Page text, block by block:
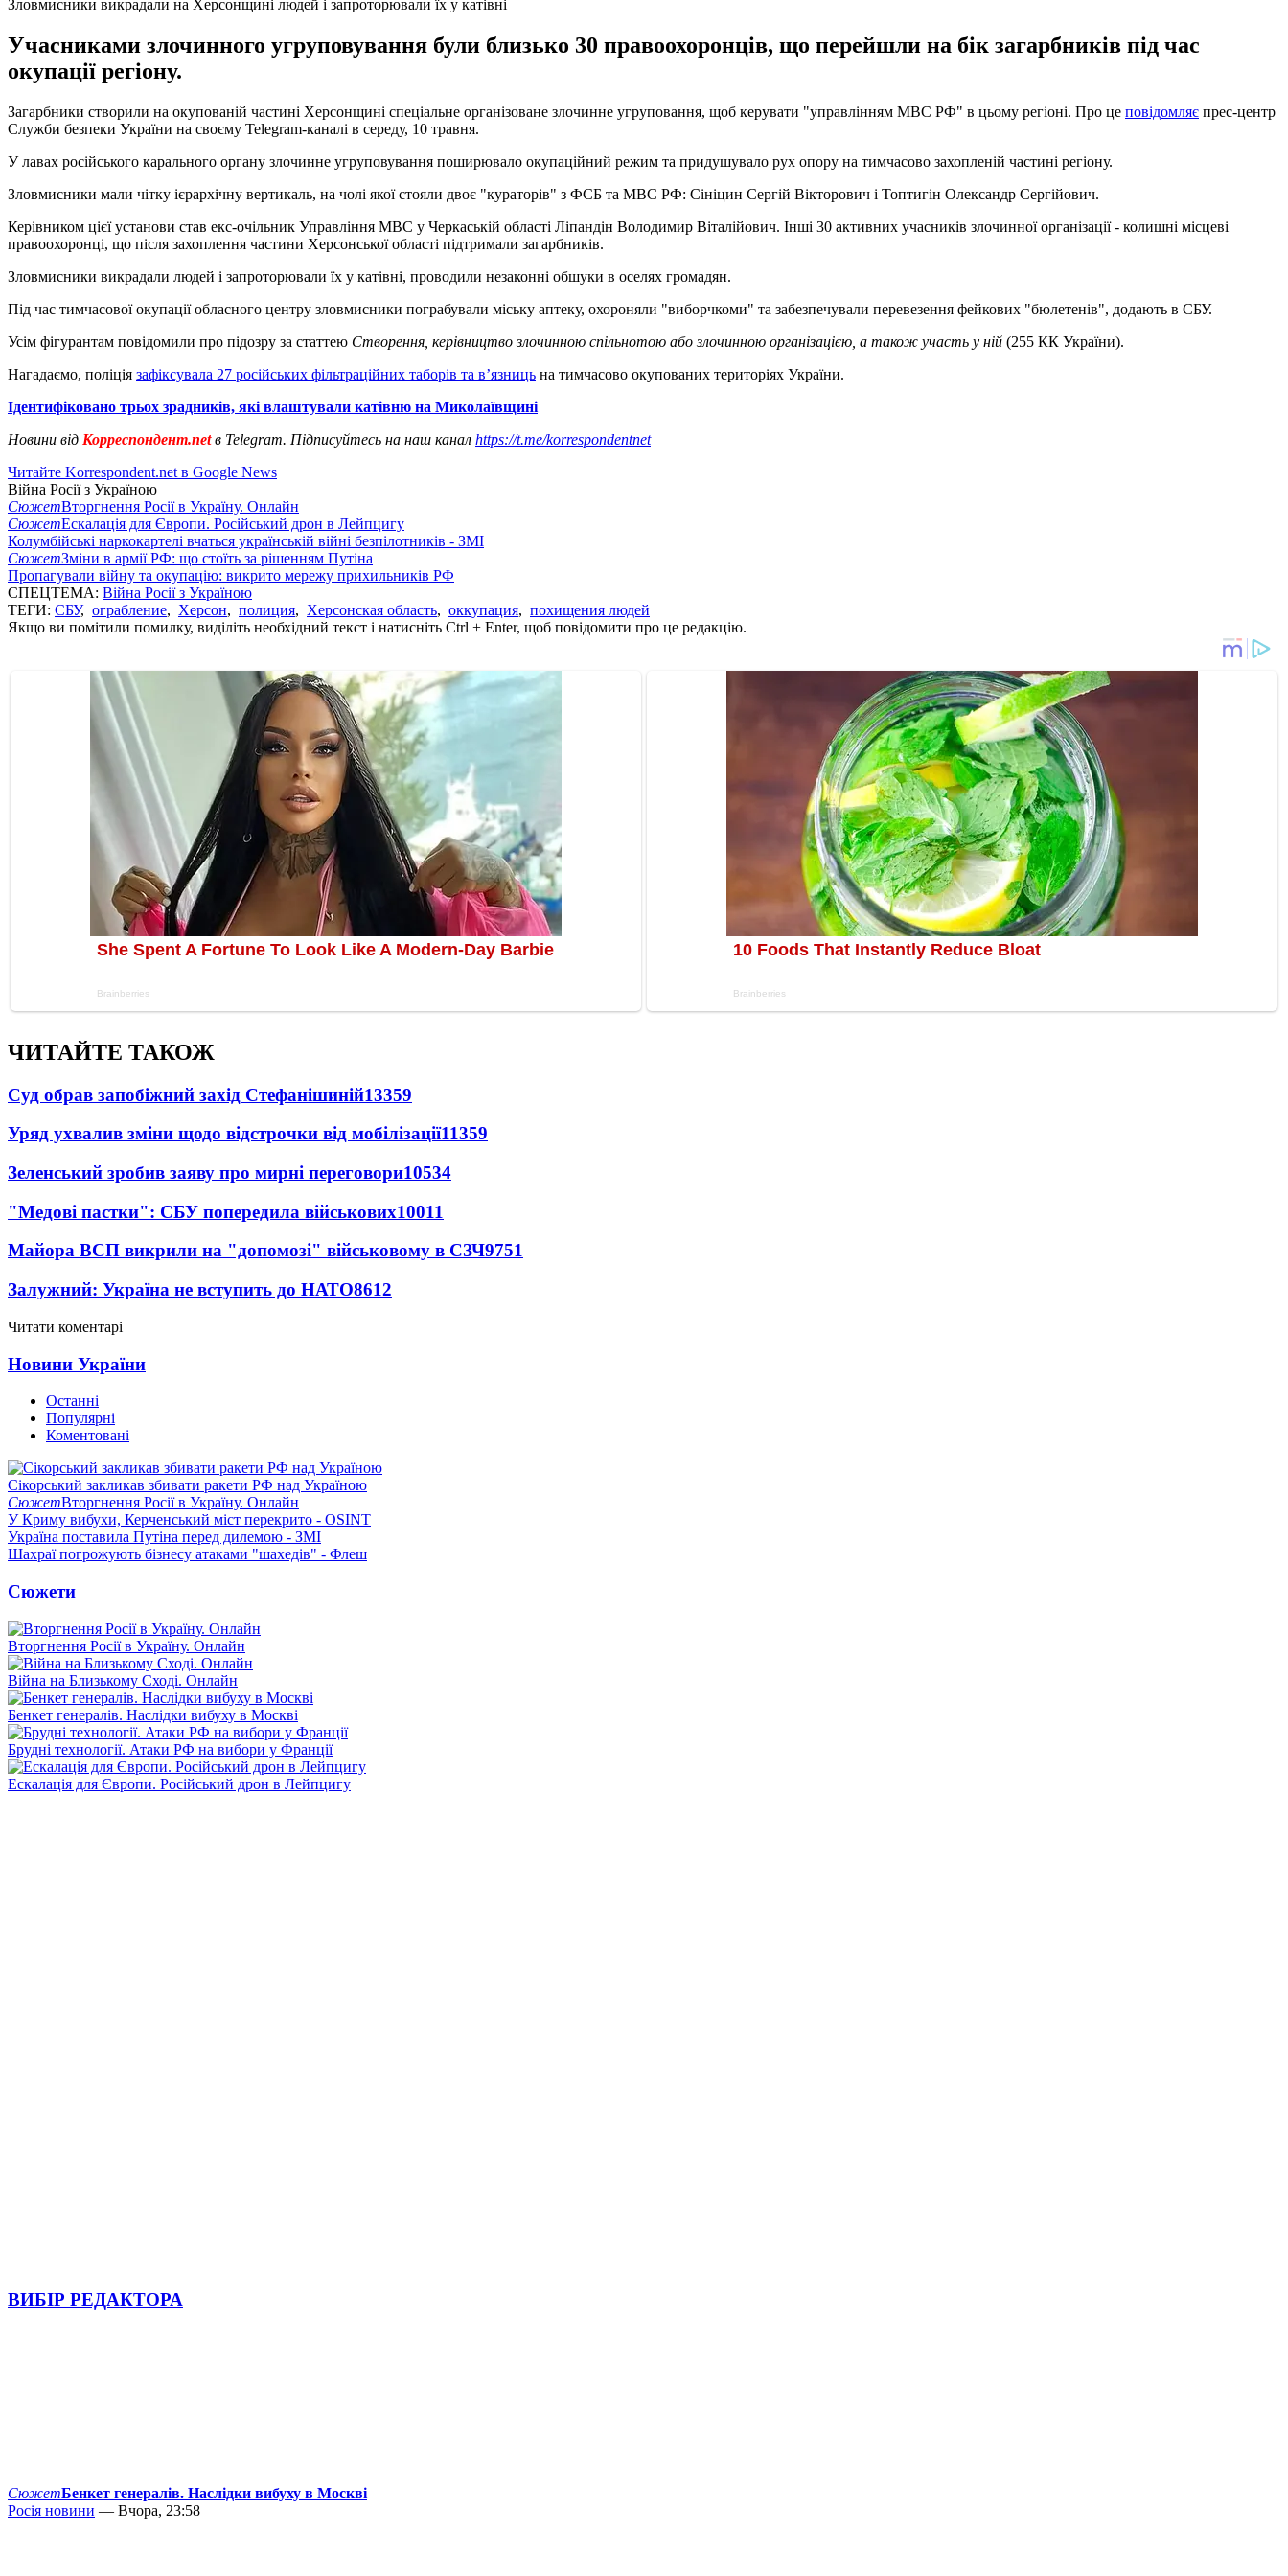
Зловмисники викрадали на Херсонщині людей і запроторювали їх у катівні
Учасниками злочинного угруповування були близько 30 правоохоронців, що перейшли на бік загарбників під час
окупації регіону.
Загарбники створили на окупованій частині Херсонщині спеціальне організоване злочинне угруповання, щоб керувати "управлінням МВС РФ" в цьому регіоні. Про це повідомляє прес-центр
Служби безпеки України на своєму Telegram-каналі в середу, 10 травня.
У лавах російського карального органу злочинне угруповування поширювало окупаційний режим та придушувало рух опору на тимчасово захопленій частині регіону.
Зловмисники мали чітку ієрархічну вертикаль, на чолі якої стояли двоє "кураторів" з ФСБ та МВС РФ: Сініцин Сергій Вікторович і Топтигін Олександр Сергійович.
Керівником цієї установи став екс-очільник Управління МВС у Черкаській області Ліпандін Володимир Віталійович. Інші 30 активних учасників злочинної організації - колишні місцеві
правоохоронці, що після захоплення частини Херсонської області підтримали загарбників.
Зловмисники викрадали людей і запроторювали їх у катівні, проводили незаконні обшуки в оселях громадян.
Під час тимчасової окупації обласного центру зловмисники пограбували міську аптеку, охороняли "виборчкоми" та забезпечували перевезення фейкових "бюлетенів", додають в СБУ.
Усім фігурантам повідомили про підозру за статтею Створення, керівництво злочинною спільнотою або злочинною організацією, а також участь у ній (255 КК України).
Нагадаємо, поліція зафіксувала 27 російських фільтраційних таборів та в’язниць на тимчасово окупованих територіях України.
Ідентифіковано трьох зрадників, які влаштували катівню на Миколаївщині
Новини від Корреспондент.netв Telegram. Підписуйтесь на наш канал https://t.me/korrespondentnet
Читайте Korrespondent.net в Google News
Війна Росії з Україною
СюжетВторгнення Росії в Україну. Онлайн
СюжетЕскалація для Європи. Російський дрон в Лейпцигу
Колумбійські наркокартелі вчаться українській війні безпілотників - ЗМІ
СюжетЗміни в армії РФ: що стоїть за рішенням Путіна
Пропагували війну та окупацію: викрито мережу прихильників РФ
СПЕЦТЕМА: Війна Росії з Україною
ТЕГИ: СБУ, ограбление, Херсон, полиция, Херсонская область, оккупация, похищения людей
Якщо ви помітили помилку, виділіть необхідний текст і натисніть Ctrl + Enter, щоб повідомити про це редакцію.
ЧИТАЙТЕ ТАКОЖ
Суд обрав запобіжний захід Стефанішиній13359
Уряд ухвалив зміни щодо відстрочки від мобілізації11359
Зеленський зробив заяву про мирні переговори10534
"Медові пастки": СБУ попередила військових10011
Майора ВСП викрили на "допомозі" військовому в СЗЧ9751
Залужний: Україна не вступить до НАТО8612
Читати коментарі
Новини України
Останні
Популярні
Коментовані
Сікорський закликав збивати ракети РФ над Україною
СюжетВторгнення Росії в Україну. Онлайн
У Криму вибухи, Керченський міст перекрито - OSINT
Україна поставила Путіна перед дилемою - ЗМІ
Шахраї погрожують бізнесу атаками "шахедів" - Флеш
Сюжети
Вторгнення Росії в Україну. Онлайн
Війна на Близькому Сході. Онлайн
Бенкет генералів. Наслідки вибуху в Москві
Брудні технології. Атаки РФ на вибори у Франції
Ескалація для Європи. Російський дрон в Лейпцигу
ВИБІР РЕДАКТОРА
СюжетБенкет генералів. Наслідки вибуху в Москві
Росія новини — Вчора, 23:58